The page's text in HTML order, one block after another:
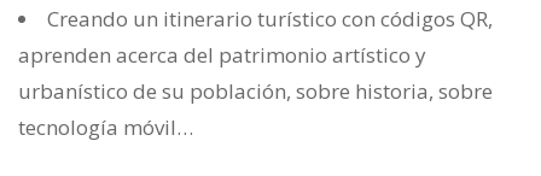
Creando un itinerario turístico con códigos QR,
aprenden acerca del patrimonio artístico y
urbanístico de su población, sobre historia, sobre
tecnología móvil…